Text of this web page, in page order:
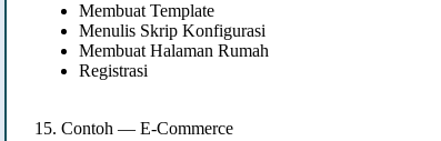
Membuat Template
Menulis Skrip Konfigurasi
Membuat Halaman Rumah
Registrasi
15. Contoh — E-Commerce